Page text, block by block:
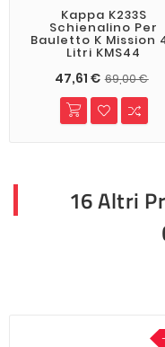
Kappa K233S
Schienalino Per
Bauletto K Mission
Litri KMS44
47,61 € 69,00 €
16 Altri